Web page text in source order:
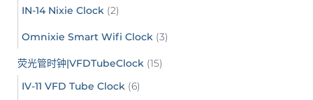
IN-14 Nixie Clock (2)
Omnixie Smart Wifi Clock (3)
荧光管时钟|VFDTubeClock (15)
IV-11 VFD Tube Clock (6)